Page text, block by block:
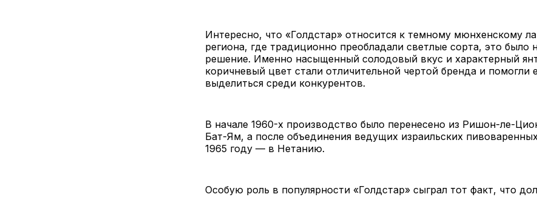
Интересно, что «Голдстар» относится к темному мюнхенскому
региона, где традиционно преобладали светлые сорта, это было
решение. Именно насыщенный солодовый вкус и характерный
коричневый цвет стали отличительной чертой бренда и помогли
выделиться среди конкурентов.
В начале 1960-х производство было перенесено из Ришон-ле-
Бат-Ям, а после объединения ведущих израильских
1965 году — в Нетанию.
Особую роль в популярности «Голдстар» сыграл тот факт, что